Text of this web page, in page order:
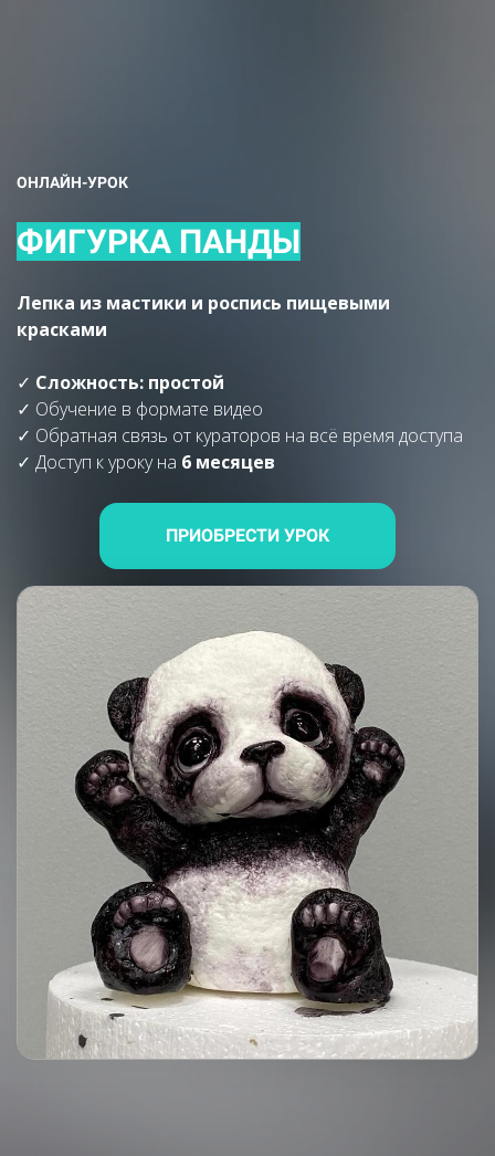
ОНЛАЙН-УРОК
ФИГУРКА ПАНДЫ
Лепка из мастики и роспись пищевыми
красками
✓ Сложность: простой
✓ Обучение в формате видео
✓ Обратная связь от кураторов на всё время доступа
✓ Доступ к уроку на 6 месяцев
ПРИОБРЕСТИ УРОК